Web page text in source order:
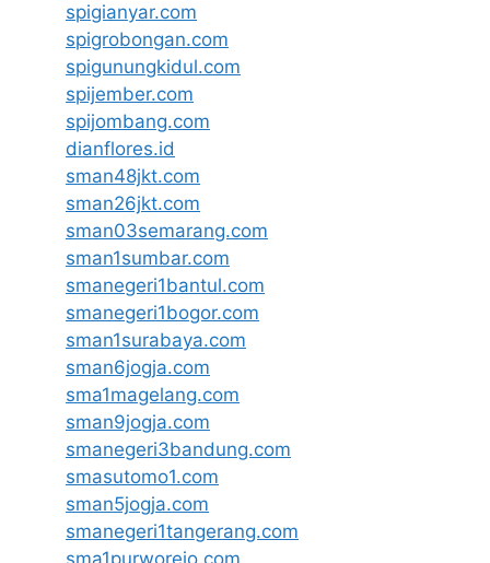
spigianyar.com
spigrobongan.com
spigunungkidul.com
spijember.com
spijombang.com
dianflores.id
sman48jkt.com
sman26jkt.com
sman03semarang.com
sman1sumbar.com
smanegeri1bantul.com
smanegeri1bogor.com
sman1surabaya.com
sman6jogja.com
sma1magelang.com
sman9jogja.com
smanegeri3bandung.com
smasutomo1.com
sman5jogja.com
smanegeri1tangerang.com